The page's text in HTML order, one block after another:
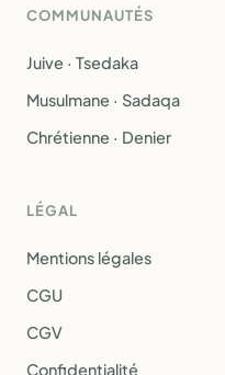
COMMUNAUTÉS
Juive · Tsedaka
Musulmane · Sadaqa
Chrétienne · Denier
LÉGAL
Mentions légales
CGU
CGV
Confidentialité